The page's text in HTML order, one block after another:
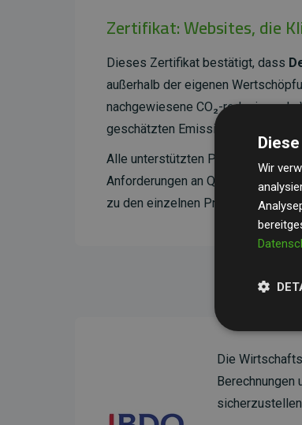
Zertifikat: Websites, die
Dieses Zertifikat bestätigt, dass
außerhalb der eigenen
nachgewiesene CO₂-
geschätzten Emissionen der
Alle unterstützten Projekte werden
Anforderungen an Qualität,
zu den einzelnen Projekten finden
Die
Berechnungen
Wir